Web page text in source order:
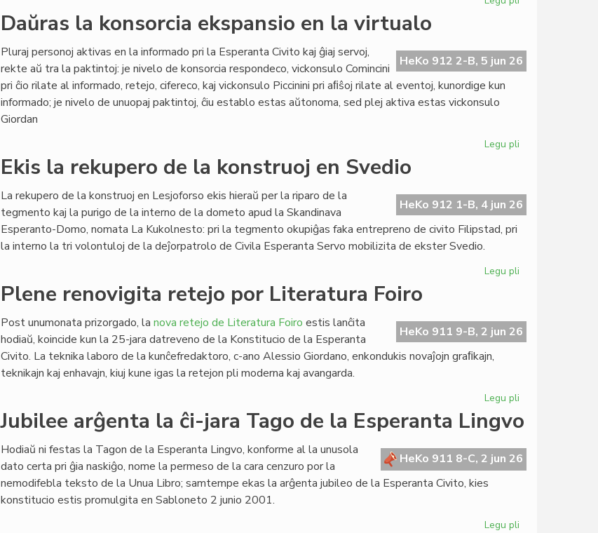
sukcesa
ol
Daŭras la konsorcia ekspansio en la virtualo
HeKo 912 2-B, 5 jun 26
Pluraj personoj aktivas en la informado pri la Esperanta Civito kaj ĝiaj servoj,
rekte aŭ tra la paktintoj: je nivelo de konsorcia respondeco, vickonsulo Comincini
pri ĉio rilate al informado, retejo, cifereco, kaj vickonsulo Piccinini pri aﬁŝoj rilate al eventoj, kunordige kun
informado; je nivelo de unuopaj paktintoj, ĉiu establo estas aŭtonoma, sed plej aktiva estas vickonsulo
Giordan
Legu pli
ekspansio
en
Ekis la rekupero de la konstruoj en Svedio
HeKo 912 1-B, 4 jun 26
La rekupero de la konstruoj en Lesjoforso ekis hieraŭ per la riparo de la
tegmento kaj la purigo de la interno de la dometo apud la Skandinava
Esperanto-Domo, nomata La Kukolnesto: pri la tegmento okupiĝas faka entrepreno de civito Filipstad, pri
la interno la tri volontuloj de la deĵorpatrolo de Civila Esperanta Servo mobilizita de ekster Svedio.
Legu pli
de
la
Plene renovigita retejo por Literatura Foiro
HeKo 911 9-B, 2 jun 26
Post unumonata prizorgado, la nova retejo de Literatura Foiro estis lanĉita
hodiaŭ, koincide kun la 25-jara datreveno de la Konstitucio de la Esperanta
Civito. La teknika laboro de la kunĉefredaktoro, c-ano Alessio Giordano, enkondukis novaĵojn graﬁkajn,
teknikajn kaj enhavajn, kiuj kune igas la retejon pli moderna kaj avangarda.
Legu pli
renovigita
por
Literatura
Jubilee arĝenta la ĉi-jara Tago de la Esperanta Lingvo
HeKo 911 8-C, 2 jun 26
Hodiaŭ ni festas la Tagon de la Esperanta Lingvo, konforme al la unusola
dato certa pri ĝia naskiĝo, nome la permeso de la cara cenzuro por la
nemodifebla teksto de la Unua Libro; samtempe ekas la arĝenta jubileo de la Esperanta Civito, kies
konstitucio estis promulgita en Sabloneto 2 junio 2001.
Legu pli